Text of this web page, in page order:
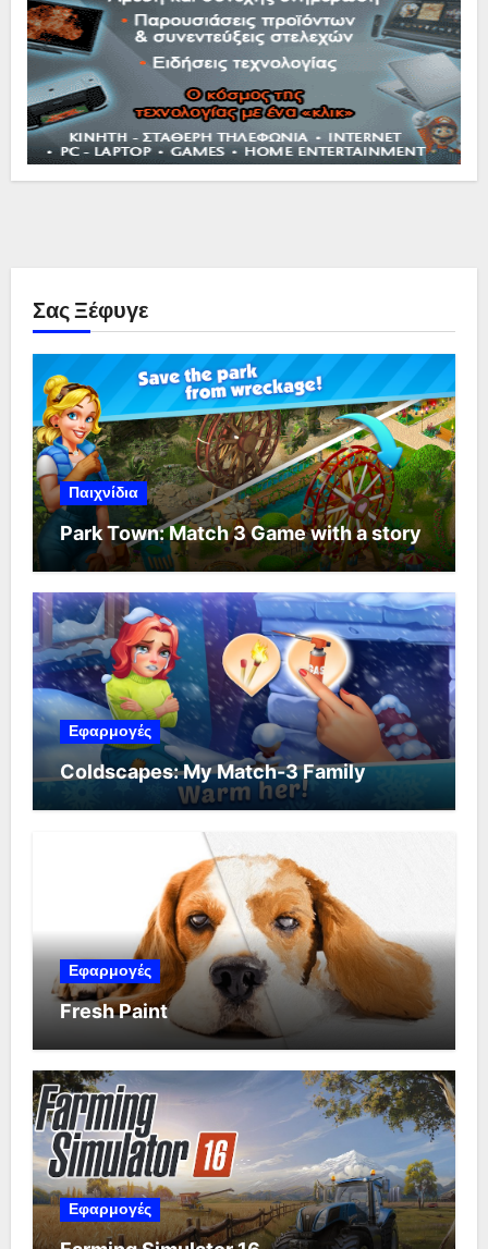
Σας Ξέφυγε
Παιχνίδια
Park Town: Match 3 Game with a story
Εφαρμογές
Coldscapes: My Match-3 Family
Εφαρμογές
Fresh Paint
Εφαρμογές